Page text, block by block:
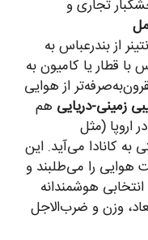
تجاری و
از بندرعباس به
قطار یا کامیون به
از هوایی
زمینی-دریایی هم
اروپا (مثل
به کانادا می‌آید. این
هوایی را می‌طلبند و
هوشمندانه
وزن و ضرب‌الاجل